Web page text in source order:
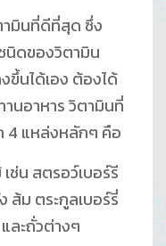
ามินที่ดีที่สุด ซึ่ง
นิดของวิตามิน
ขึ้นได้เอง ต้องได้
นอาหาร วิตามินที่
4 แหล่งหลักๆ คือ
ช่น สตรอว์เบอร์รี
ส้ม ตระกูลเบอร์รี่
ละถั่วต่างๆ